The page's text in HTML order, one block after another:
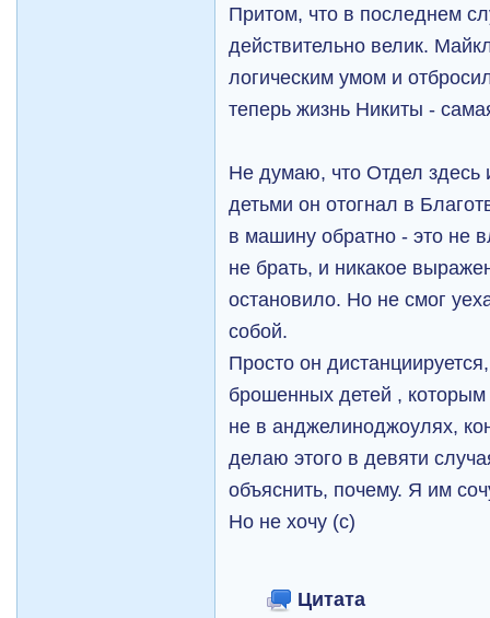
Притом, что в последнем
действительно велик.
логическим умом и
теперь жизнь Никиты -
Не думаю, что Отдел здесь
детьми он отогнал в
в машину обратно - это не
не брать, и никакое
остановило. Но не смог
собой.
Просто он
брошенных детей ,
не в анджелиноджоулях,
делаю этого в девяти
объяснить, почему. Я им
Но не хочу (с)
Цитата